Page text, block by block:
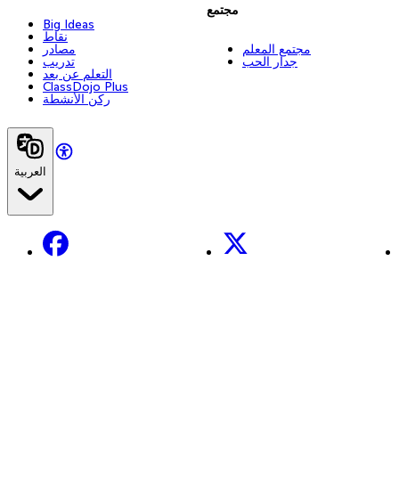
Big Ideas
نقاط
مصادر
تدريب
التعلم عن بعد
ClassDojo Plus
ركن الأنشطة
مجتمع
مجتمع المعلم
جدار الحب
العربية
Facebook X